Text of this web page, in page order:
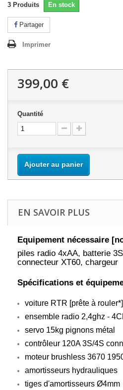
3 Produits En stock
Partager
Imprimer
399,00 €
Quantité
Ajouter au panier
EN SAVOIR PLUS
Equipement nécessaire
piles radio 4xAA, batterie
connecteur XT60, chargeur
Spécifications et
voiture RTR [prête à rouler*]
ensemble radio 2,4ghz -
servo 15kg pignons métal
contrôleur 120A 3S/4S
moteur brushless 3670
amortisseurs hydrauliques
tiges d'amortisseurs Ø4mm